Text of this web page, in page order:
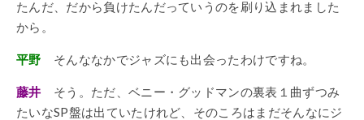
たんだ、だから負けたんだっていうのを刷り込まれました
から。
平野 そんななかでジャズにも出会ったわけですね。
藤井 そう。ただ、ベニー・グッドマンの裏表１曲ずつみ
たいなSP盤は出ていたけれど、そのころはまだそんなにジ